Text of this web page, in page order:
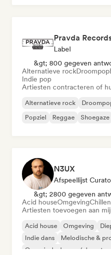
Pravda
Label
&gt; 800 gegeven
Alternatieve rockDroompop
Indie pop
Artiesten contracteren of
Alternatieve rock
Popziel
Reggae Shoegaze
N3UX
Afspeellijst
&gt; 2800 gegeven
Acid houseOmgevingChillen
Artiesten toevoegen aan
Acid house Omgeving
Indie dans
Melodische &
Organische house /